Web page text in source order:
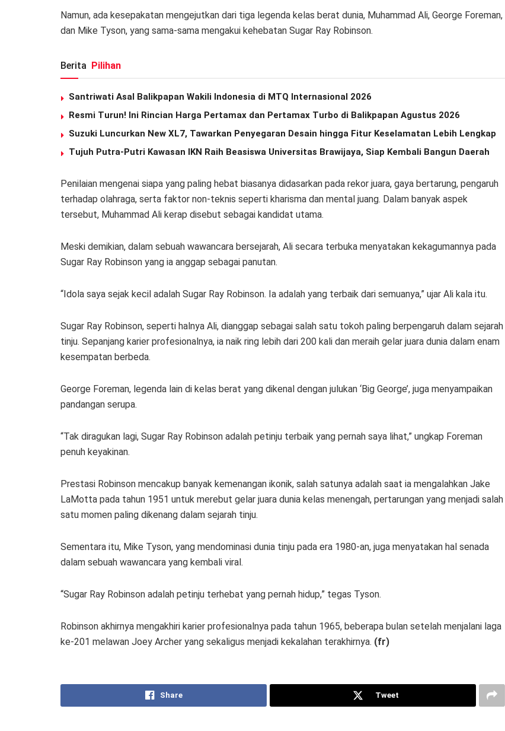
Namun, ada kesepakatan mengejutkan dari tiga legenda kelas berat dunia, Muhammad Ali, George Foreman,
dan Mike Tyson, yang sama-sama mengakui kehebatan Sugar Ray Robinson.
Berita Pilihan
Santriwati Asal Balikpapan Wakili Indonesia di MTQ Internasional 2026
Resmi Turun! Ini Rincian Harga Pertamax dan Pertamax Turbo di Balikpapan Agustus 2026
Suzuki Luncurkan New XL7, Tawarkan Penyegaran Desain hingga Fitur Keselamatan Lebih Lengkap
Tujuh Putra-Putri Kawasan IKN Raih Beasiswa Universitas Brawijaya, Siap Kembali Bangun Daerah
Penilaian mengenai siapa yang paling hebat biasanya didasarkan pada rekor juara, gaya bertarung, pengaruh
terhadap olahraga, serta faktor non-teknis seperti kharisma dan mental juang. Dalam banyak aspek
tersebut, Muhammad Ali kerap disebut sebagai kandidat utama.
Meski demikian, dalam sebuah wawancara bersejarah, Ali secara terbuka menyatakan kekagumannya pada
Sugar Ray Robinson yang ia anggap sebagai panutan.
“Idola saya sejak kecil adalah Sugar Ray Robinson. Ia adalah yang terbaik dari semuanya,” ujar Ali kala itu.
Sugar Ray Robinson, seperti halnya Ali, dianggap sebagai salah satu tokoh paling berpengaruh dalam sejarah
tinju. Sepanjang karier profesionalnya, ia naik ring lebih dari 200 kali dan meraih gelar juara dunia dalam enam
kesempatan berbeda.
George Foreman, legenda lain di kelas berat yang dikenal dengan julukan ‘Big George’, juga menyampaikan
pandangan serupa.
“Tak diragukan lagi, Sugar Ray Robinson adalah petinju terbaik yang pernah saya lihat,” ungkap Foreman
penuh keyakinan.
Prestasi Robinson mencakup banyak kemenangan ikonik, salah satunya adalah saat ia mengalahkan Jake
LaMotta pada tahun 1951 untuk merebut gelar juara dunia kelas menengah, pertarungan yang menjadi salah
satu momen paling dikenang dalam sejarah tinju.
Sementara itu, Mike Tyson, yang mendominasi dunia tinju pada era 1980-an, juga menyatakan hal senada
dalam sebuah wawancara yang kembali viral.
“Sugar Ray Robinson adalah petinju terhebat yang pernah hidup,” tegas Tyson.
Robinson akhirnya mengakhiri karier profesionalnya pada tahun 1965, beberapa bulan setelah menjalani laga
ke-201 melawan Joey Archer yang sekaligus menjadi kekalahan terakhirnya. (fr)
Share Tweet